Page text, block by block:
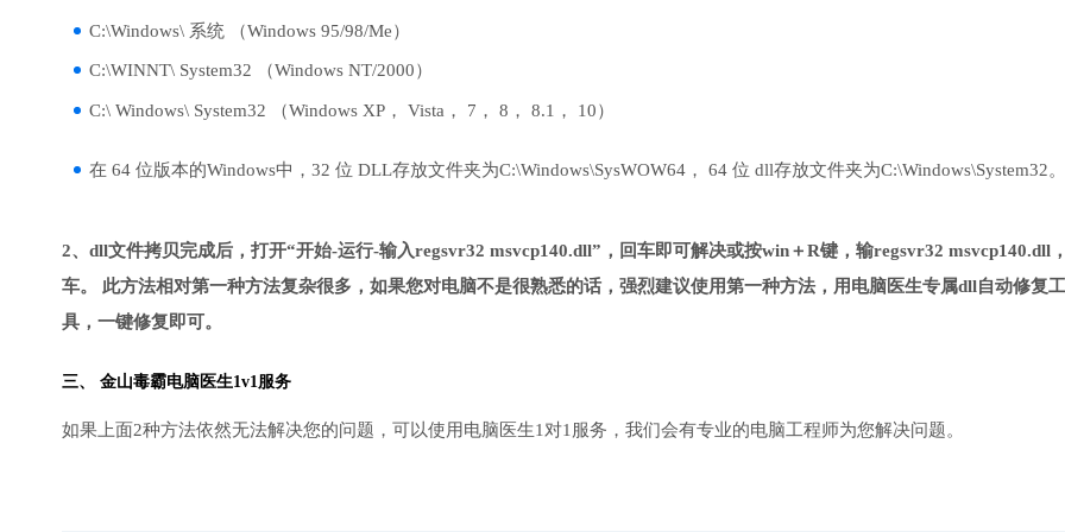
C:\Windows\ 系统 （Windows 95/98/Me）
C:\WINNT\ System32 （Windows NT/2000）
C:\ Windows\ System32 （Windows XP， Vista， 7， 8， 8.1， 10）
在 64 位版本的Windows中，32 位 DLL存放文件夹为C:\Windows\SysWOW64， 64 位 dll存放文件夹为C:\Windows\System32。
2、dll文件拷贝完成后，打开“开始-运行-输入regsvr32 msvcp140.dll”，回车即可解决或按win＋R键，输regsvr32 msvcp140.dll
车。 此方法相对第一种方法复杂很多，如果您对电脑不是很熟悉的话，强烈建议使用第一种方法，用电脑医生专属dll自动修复工
具，一键修复即可。
三、 金山毒霸电脑医生1v1服务
如果上面2种方法依然无法解决您的问题，可以使用电脑医生1对1服务，我们会有专业的电脑工程师为您解决问题。